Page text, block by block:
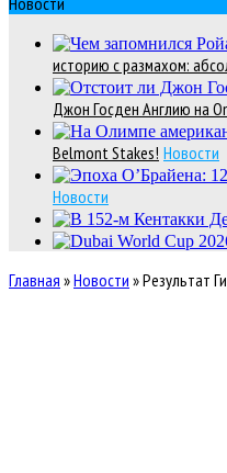
историю с размахом:
Джон Госден Англию на
Belmont Stakes! Новости
Новости
Главная »Новости »Результат